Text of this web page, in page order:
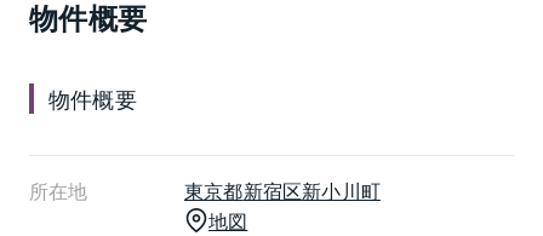
物件概要
物件概要
所在地 東京都新宿区新小川町
地図